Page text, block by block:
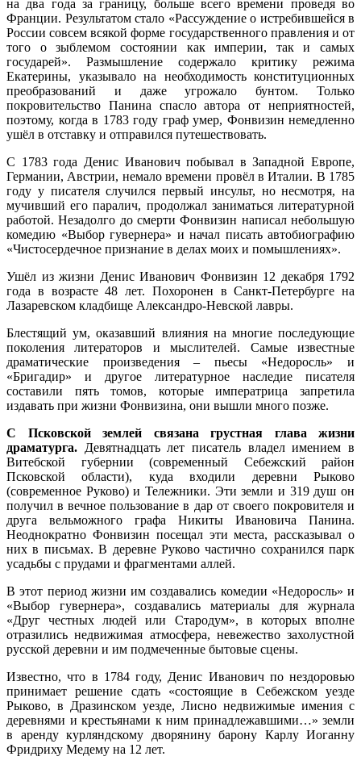
на два года за границу, больше всего времени проведя во
Франции. Результатом стало «Рассуждение о истребившейся в
России совсем всякой форме государственного правления и от
того о зыблемом состоянии как империи, так и самых
государей». Размышление содержало критику режима
Екатерины, указывало на необходимость конституционных
преобразований и даже угрожало бунтом. Только
покровительство Панина спасло автора от неприятностей,
поэтому, когда в 1783 году граф умер, Фонвизин немедленно
ушёл в отставку и отправился путешествовать.
С 1783 года Денис Иванович побывал в Западной Европе,
Германии, Австрии, немало времени провёл в Италии. В 1785
году у писателя случился первый инсульт, но несмотря, на
мучивший его паралич, продолжал заниматься литературной
работой. Незадолго до смерти Фонвизин написал небольшую
комедию «Выбор гувернера» и начал писать автобиографию
«Чистосердечное признание в делах моих и помышлениях».
Ушёл из жизни Денис Иванович Фонвизин 12 декабря 1792
года в возрасте 48 лет. Похоронен в Санкт-Петербурге на
Лазаревском кладбище Александро-Невской лавры.
Блестящий ум, оказавший влияния на многие последующие
поколения литераторов и мыслителей. Самые известные
драматические произведения – пьесы «Недоросль» и
«Бригадир» и другое литературное наследие писателя
составили пять томов, которые императрица запретила
издавать при жизни Фонвизина, они вышли много позже.
С Псковской землей связана грустная глава жизни
драматурга. Девятнадцать лет писатель владел имением в
Витебской губернии (современный Себежский район
Псковской области), куда входили деревни Рыково
(современное Руково) и Тележники. Эти земли и 319 душ он
получил в вечное пользование в дар от своего покровителя и
друга вельможного графа Никиты Ивановича Панина.
Неоднократно Фонвизин посещал эти места, рассказывал о
них в письмах. В деревне Руково частично сохранился парк
усадьбы с прудами и фрагментами аллей.
В этот период жизни им создавались комедии «Недоросль» и
«Выбор гувернера», создавались материалы для журнала
«Друг честных людей или Стародум», в которых вполне
отразились недвижимая атмосфера, невежество захолустной
русской деревни и им подмеченные бытовые сцены.
Известно, что в 1784 году, Денис Иванович по нездоровью
принимает решение сдать «состоящие в Себежском уезде
Рыково, в Дразинском уезде, Лисно недвижимые имения с
деревнями и крестьянами к ним принадлежавшими…» земли
в аренду курляндскому дворянину барону Карлу Иоганну
Фридриху Медему на 12 лет.